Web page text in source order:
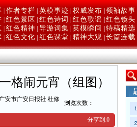
作者专栏 英模事迹 权威发布 领袖故事
红色景区 红色诗词 红色歌谣 红色镜头
红色精神 导游词集 英模瞬间 特稿精选
红色文化 红色课堂 精神大观 长篇连载
格闹元宵（组图）
安市广安日报社 杜修
浏览次数：
分享到:0